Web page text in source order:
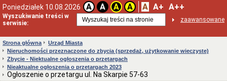
Poniedziałek 10.08.2026 A A A A A A+ A++
Wyszukiwanie treści w
serwisie:
zaawansowane
Władze
Miasta
Prezydent
zastępcy
Rada
Miejska
2024-
2029
Strona główna
Urząd Miasta
Nieruchomości przeznaczone do zbycia (sprzedaż, użytkowanie wieczyste)
Zbycie - Niektualne ogłoszenia o przetargach
Nieaktualne ogłoszenia o przetargach 2023
Ogłoszenie o przetargu ul. Na Skarpie 57-63